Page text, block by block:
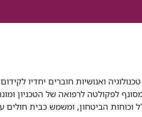
ואנושיות חוברים יחדיו